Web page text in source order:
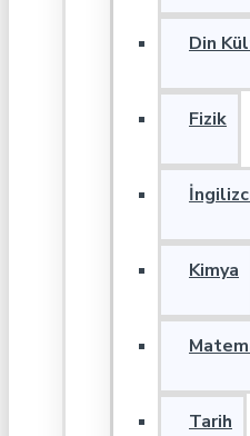
Din
Fizik
Kimya
Tarih